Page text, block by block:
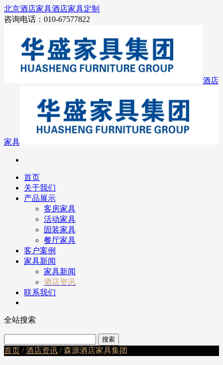
北京酒店家具酒店家具定制
咨询电话：010-67577822
酒店
家具
首页
关于我们
产品展示
客房家具
活动家具
固装家具
餐厅家具
客户案例
家具新闻
家具新闻
酒店资讯
联系我们
全站搜索
首页 /酒店资讯 / 森源酒店家具集团